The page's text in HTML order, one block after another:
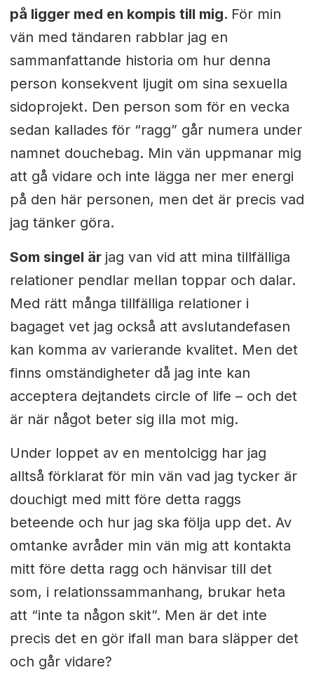
på ligger med en kompis till mig. För min
vän med tändaren rabblar jag en
sammanfattande historia om hur denna
person konsekvent ljugit om sina sexuella
sidoprojekt. Den person som för en vecka
sedan kallades för “ragg” går numera under
namnet douchebag. Min vän uppmanar mig
att gå vidare och inte lägga ner mer energi
på den här personen, men det är precis vad
jag tänker göra.
Som singel är jag van vid att mina tillfälliga
relationer pendlar mellan toppar och dalar.
Med rätt många tillfälliga relationer i
bagaget vet jag också att avslutandefasen
kan komma av varierande kvalitet. Men det
finns omständigheter då jag inte kan
acceptera dejtandets circle of life – och det
är när något beter sig illa mot mig.
Under loppet av en mentolcigg har jag
alltså förklarat för min vän vad jag tycker är
douchigt med mitt före detta raggs
beteende och hur jag ska följa upp det. Av
omtanke avråder min vän mig att kontakta
mitt före detta ragg och hänvisar till det
som, i relationssammanhang, brukar heta
att “inte ta någon skit”. Men är det inte
precis det en gör ifall man bara släpper det
och går vidare?